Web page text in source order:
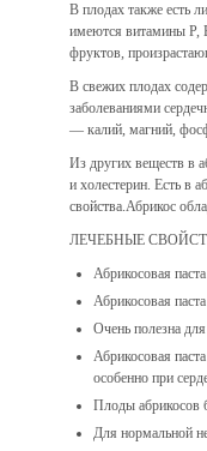
В плодах также есть
имеются витамины Р,
фруктов,
В свежих плодах
заболеваниями
— калий, магний,
Из других веществ в
и холестерин. Есть в
свойства.Абрикос
ЛЕЧЕБНЫЕ
Абрикосовая
Абрикосовая
Очень полезна
Абрикосовая
особенно при
Плоды абрикосов
Для нормальной